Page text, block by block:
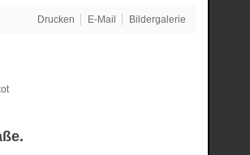
Drucken E-Mail Bildergalerie